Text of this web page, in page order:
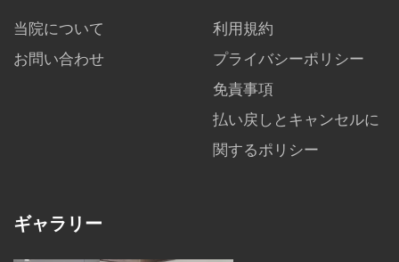
当院について
お問い合わせ
利用規約
プライバシーポリシー
免責事項
払い戻しとキャンセルに
関するポリシー
ギャラリー